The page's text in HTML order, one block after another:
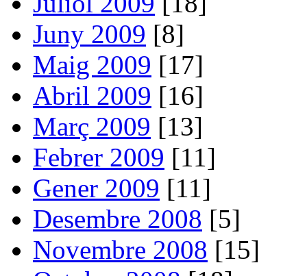
Juny 2009 [8]
Maig 2009 [17]
Abril 2009 [16]
Març 2009 [13]
Febrer 2009 [11]
Gener 2009 [11]
Desembre 2008 [5]
Novembre 2008 [15]